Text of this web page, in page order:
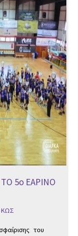
5ο ΕΑΡΙΝΟ
του